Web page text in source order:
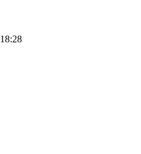
18:28